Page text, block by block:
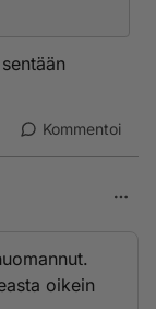
Edes
Kommentoi
oikein